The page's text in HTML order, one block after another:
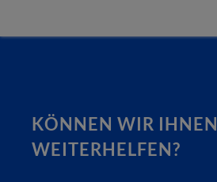
KÖNNEN WIR IHNEN
WEITERHELFEN?